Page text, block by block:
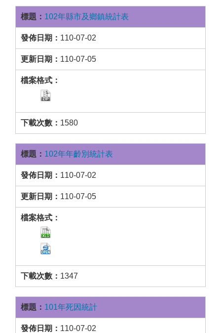
102年縣市及鄉鎮統計表
110-07-02
110-07-05
1580
102年年齡別統計表
110-07-02
110-07-05
1347
101年死因統計
110-07-02